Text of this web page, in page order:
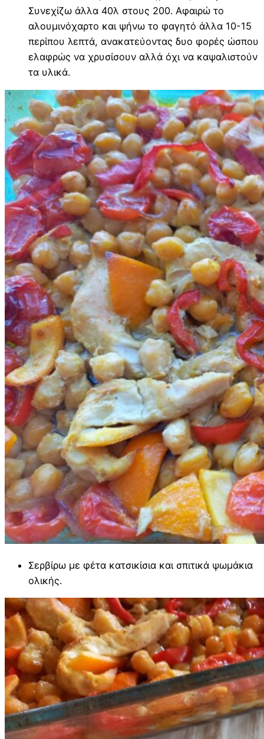
Συνεχίζω άλλα 40λ στους 200. Αφαιρώ το
αλουμινόχαρτο και ψήνω το φαγητό άλλα 10-15
περίπου λεπτά, ανακατεύοντας δυο φορές ώσπου
ελαφρώς να χρυσίσουν αλλά όχι να καψαλιστούν
τα υλικά.
Σερβίρω με φέτα κατσικίσια και σπιτικά ψωμάκια
ολικής.